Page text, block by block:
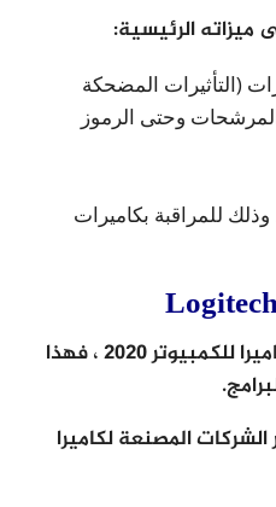
الرئيسية:
(التأثيرات المضحكة
وحتى الرموز
للمراقبة بكاميرات
إذا كنت تريد تحميل برنامج كاميرا للكمبيوتر 2020 ، فهذا
المصنعة لكاميرا